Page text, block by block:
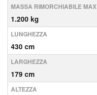
MASSA RIMORCHIABILE MAX
1.200 kg
LUNGHEZZA
430 cm
LARGHEZZA
179 cm
ALTEZZA